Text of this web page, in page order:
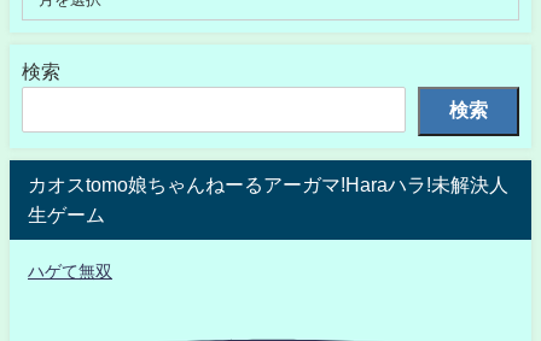
検索
検索
カオスtomo娘ちゃんねーるアーガマ!Haraハラ!未解決人
生ゲーム
ハゲて無双